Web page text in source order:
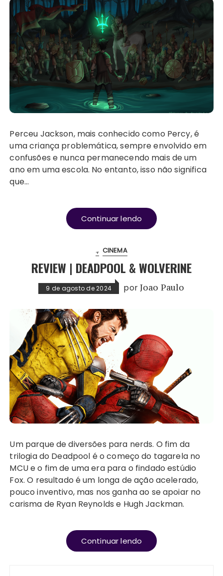
Perceu Jackson, mais conhecido como Percy, é
uma criança problemática, sempre envolvido em
confusões e nunca permanecendo mais de um
ano em uma escola. No entanto, isso não significa
que…
Continuar lendo
. CINEMA
REVIEW | DEADPOOL & WOLVERINE
9 de agosto de 2024 porJoao Paulo
Um parque de diversões para nerds. O fim da
trilogia do Deadpool é o começo do tagarela no
MCU e o fim de uma era para o findado estúdio
Fox. O resultado é um longa de ação acelerado,
pouco inventivo, mas nos ganha ao se apoiar no
carisma de Ryan Reynolds e Hugh Jackman.
Continuar lendo